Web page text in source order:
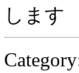
します